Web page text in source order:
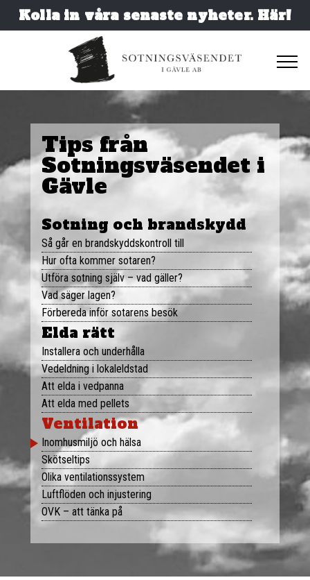
Kolla in våra senaste nyheter. Här!
Brandskydd
Sotning
SSR Godkänd besiktning
Ventilation
Ventilationsrengöring för BRF och förvaltning
OVK
Priser
Tips & råd
Om oss
Sotarportalen
Kontakt
Ändra uppgifter
KUNDNÖJDHET
Tips från
Sotningsväsendet i
Gävle
Sotning och brandskydd
Så går en brandskyddskontroll till
Hur ofta kommer sotaren?
Utföra sotning själv – vad gäller?
Vad säger lagen?
Förbereda inför sotarens besök
Elda rätt
Installera och underhålla
Vedeldning i lokaleldstad
Att elda i vedpanna
Att elda med pellets
Ventilation
Inomhusmiljö och hälsa
Skötseltips
Olika ventilationssystem
Luftflöden och injustering
OVK – att tänka på